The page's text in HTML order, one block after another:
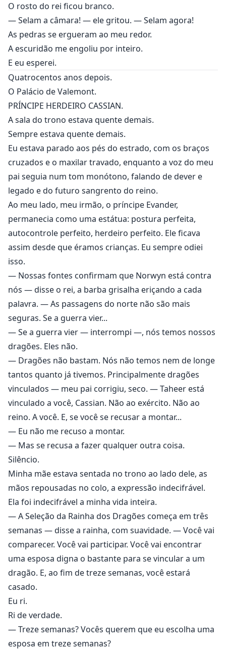
O rosto do rei ficou branco.
— Selam a câmara! — ele gritou. — Selam agora!
As pedras se ergueram ao meu redor.
A escuridão me engoliu por inteiro.
E eu esperei.
Quatrocentos anos depois.
O Palácio de Valemont.
PRÍNCIPE HERDEIRO CASSIAN.
A sala do trono estava quente demais.
Sempre estava quente demais.
Eu estava parado aos pés do estrado, com os braços
cruzados e o maxilar travado, enquanto a voz do meu
pai seguia num tom monótono, falando de dever e
legado e do futuro sangrento do reino.
Ao meu lado, meu irmão, o príncipe Evander,
permanecia como uma estátua: postura perfeita,
autocontrole perfeito, herdeiro perfeito. Ele ficava
assim desde que éramos crianças. Eu sempre odiei
isso.
— Nossas fontes confirmam que Norwyn está contra
nós — disse o rei, a barba grisalha eriçando a cada
palavra. — As passagens do norte não são mais
seguras. Se a guerra vier...
— Se a guerra vier — interrompi —, nós temos nossos
dragões. Eles não.
— Dragões não bastam. Nós não temos nem de longe
tantos quanto já tivemos. Principalmente dragões
vinculados — meu pai corrigiu, seco. — Taheer está
vinculado a você, Cassian. Não ao exército. Não ao
reino. A você. E, se você se recusar a montar...
— Eu não me recuso a montar.
— Mas se recusa a fazer qualquer outra coisa.
Silêncio.
Minha mãe estava sentada no trono ao lado dele, as
mãos repousadas no colo, a expressão indecifrável.
Ela foi indecifrável a minha vida inteira.
— A Seleção da Rainha dos Dragões começa em três
semanas — disse a rainha, com suavidade. — Você vai
comparecer. Você vai participar. Você vai encontrar
uma esposa digna o bastante para se vincular a um
dragão. E, ao fim de treze semanas, você estará
casado.
Eu ri.
Ri de verdade.
— Treze semanas? Vocês querem que eu escolha uma
esposa em treze semanas?